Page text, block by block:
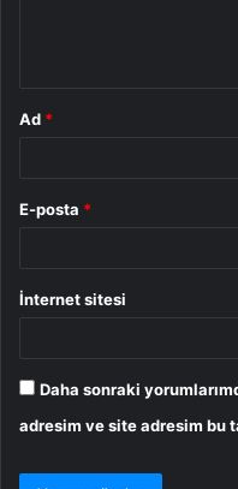
Ad *
E-posta *
İnternet sitesi
Daha sonraki
adresim ve site adresim bu